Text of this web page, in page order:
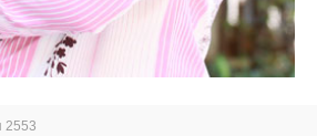
2553